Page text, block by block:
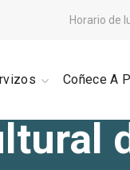
Horario de
Coñece A